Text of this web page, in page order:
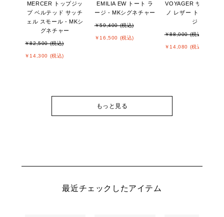
MERCER トップジッ
プ ベルテッド サッチ
ェル スモール - MKシ
グネチャー
￥82,500 (税込)
￥14,300 (税込)
EMILIA EW トート ラ
ージ - MKシグネチャー
￥59,400 (税込)
￥16,500 (税込)
VOYAGER サフィア
ノ レザー トート ラー
ジ
￥88,000 (税込)
￥14,080 (税込)
もっと見る
最近チェックしたアイテム